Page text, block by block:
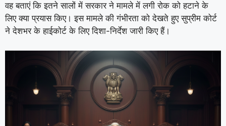
वह बताएं कि इतने सालों में सरकार ने मामले में लगी रोक को हटाने के
लिए क्या प्रयास किए। इस मामले की गंभीरता को देखते हुए सुप्रीम कोर्ट
ने देशभर के हाईकोर्ट के लिए दिशा-निर्देश जारी किए हैं।